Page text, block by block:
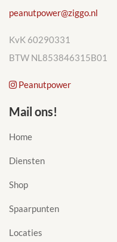
peanutpower@ziggo.nl
KvK 60290331
BTW NL853846315B01
Peanutpower
Mail ons!
Home
Diensten
Shop
Spaarpunten
Locaties